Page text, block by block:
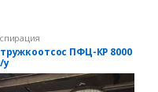
ПФЦ-КР 8000
у